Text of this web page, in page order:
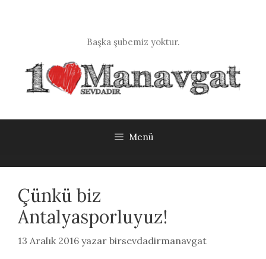
Başka şubemiz yoktur.
Menü
Çünkü biz
Antalyasporluyuz!
13 Aralık 2016 yazar birsevdadirmanavgat